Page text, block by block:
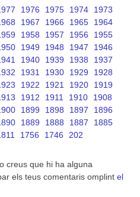
1976 1975 1974
1973
1967 1966 1965
1964
1958 1957 1956
1955
1949 1948 1947
1946
1940 1939 1938
1937
1931 1930 1929
1928
1922 1921 1920
1919
1912 1911 1910
1908
1899 1898 1897
1896
1889 1888 1887
1885
1756 1746 202
creus que hi ha alguna
els teus comentaris omplint el